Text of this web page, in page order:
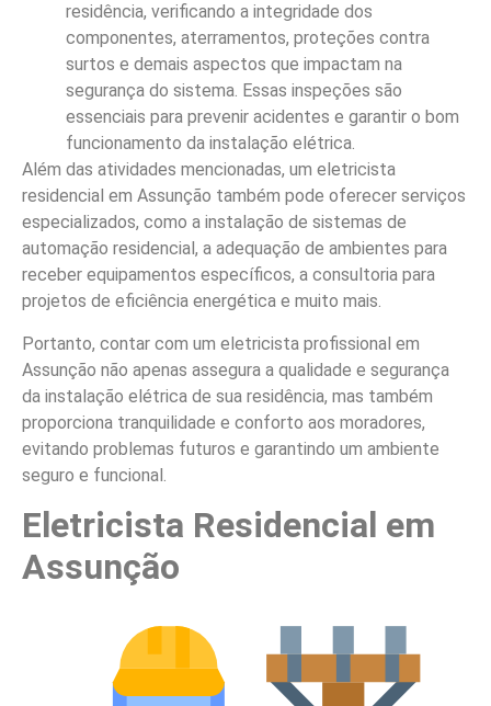
residência, verificando a integridade dos
componentes, aterramentos, proteções contra
surtos e demais aspectos que impactam na
segurança do sistema. Essas inspeções são
essenciais para prevenir acidentes e garantir o bom
funcionamento da instalação elétrica.
Além das atividades mencionadas, um eletricista
residencial em Assunção também pode oferecer serviços
especializados, como a instalação de sistemas de
automação residencial, a adequação de ambientes para
receber equipamentos específicos, a consultoria para
projetos de eficiência energética e muito mais.
Portanto, contar com um eletricista profissional em
Assunção não apenas assegura a qualidade e segurança
da instalação elétrica de sua residência, mas também
proporciona tranquilidade e conforto aos moradores,
evitando problemas futuros e garantindo um ambiente
seguro e funcional.
Eletricista Residencial em
Assunção